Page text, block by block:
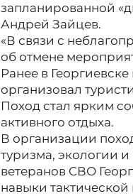
запланированной
Андрей Зайцев.
«В связи с
об отмене
Ранее в
организовал
Поход стал ярким
активного отдыха.
В организации
туризма, экологии
ветеранов СВО
навыки